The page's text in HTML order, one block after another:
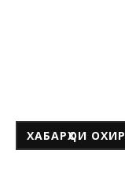
ХАБАРҲОИ